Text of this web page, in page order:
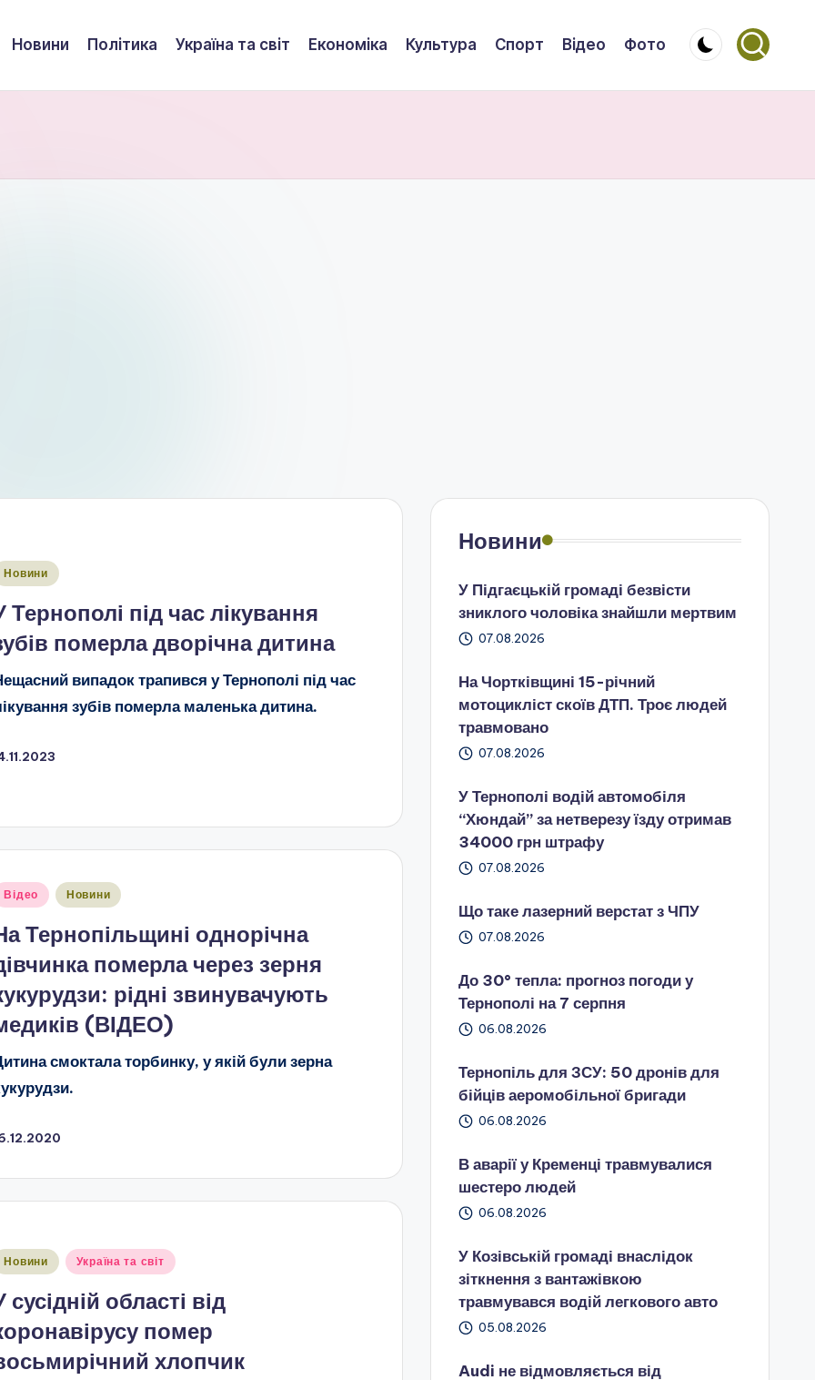
Новини Політика Україна та світ Економіка Культура Спорт Відео Фото
Новини
Тернополі під час лікування
померла дворічна дитина
випадок трапився у Тернополі під час
зубів померла маленька дитина.
Відео Новини
Тернопільщині однорічна
померла через зерня
рідні звинувачують
(ВІДЕО)
смоктала торбинку, у якій були зерна
Новини Україна та світ
сусідній області від
помер
хлопчик
Новини
У Підгаєцькій громаді безвісти
зниклого чоловіка знайшли мертвим
07.08.2026
На Чортківщині 15-річний
мотоцикліст скоїв ДТП. Троє людей
травмовано
07.08.2026
У Тернополі водій автомобіля
“Хюндай” за нетверезу їзду отримав
34000 грн штрафу
07.08.2026
Що таке лазерний верстат з ЧПУ
07.08.2026
До 30° тепла: прогноз погоди у
Тернополі на 7 серпня
06.08.2026
Тернопіль для ЗСУ: 50 дронів для
бійців аеромобільної бригади
06.08.2026
В аварії у Кременці травмувалися
шестеро людей
06.08.2026
У Козівській громаді внаслідок
зіткнення з вантажівкою
травмувався водій легкового авто
05.08.2026
Audi не відмовляється від